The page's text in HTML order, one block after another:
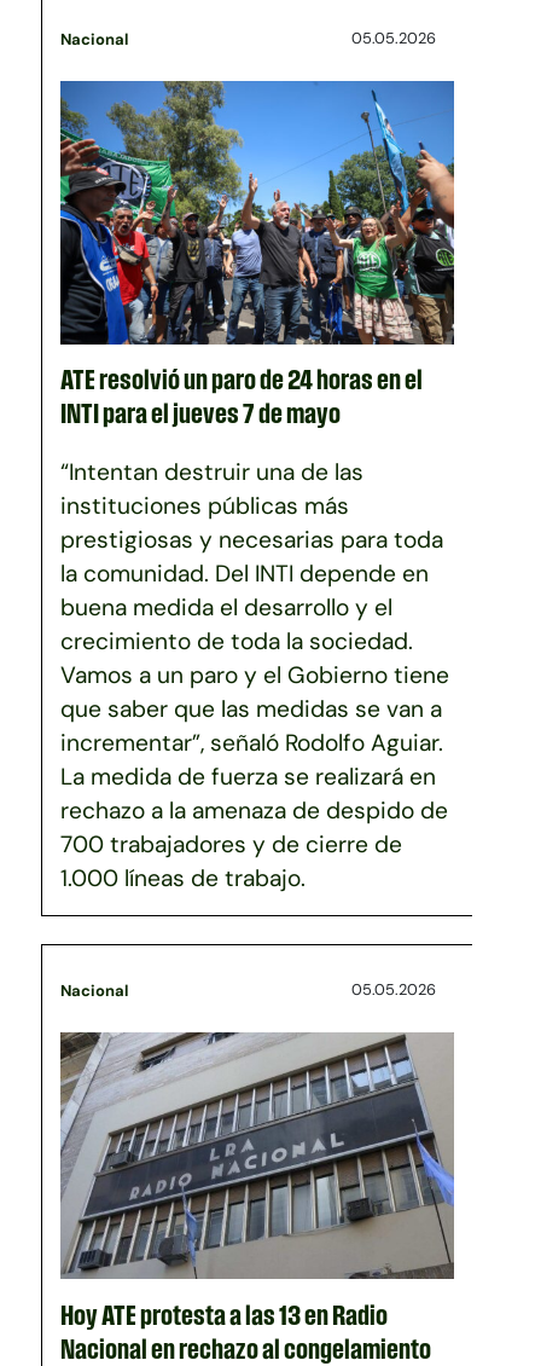
Nacional 05.05.2026
ATE resolvió un paro de 24 horas en el
INTI para el jueves 7 de mayo
“Intentan destruir una de las
instituciones públicas más
prestigiosas y necesarias para toda
la comunidad. Del INTI depende en
buena medida el desarrollo y el
crecimiento de toda la sociedad.
Vamos a un paro y el Gobierno tiene
que saber que las medidas se van a
incrementar”, señaló Rodolfo Aguiar.
La medida de fuerza se realizará en
rechazo a la amenaza de despido de
700 trabajadores y de cierre de
1.000 líneas de trabajo.
Nacional 05.05.2026
Hoy ATE protesta a las 13 en Radio
Nacional en rechazo al congelamiento